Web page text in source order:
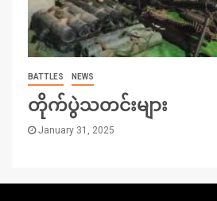
BATTLES NEWS
တိုက်ပွဲသတင်းများ
January 31, 2025